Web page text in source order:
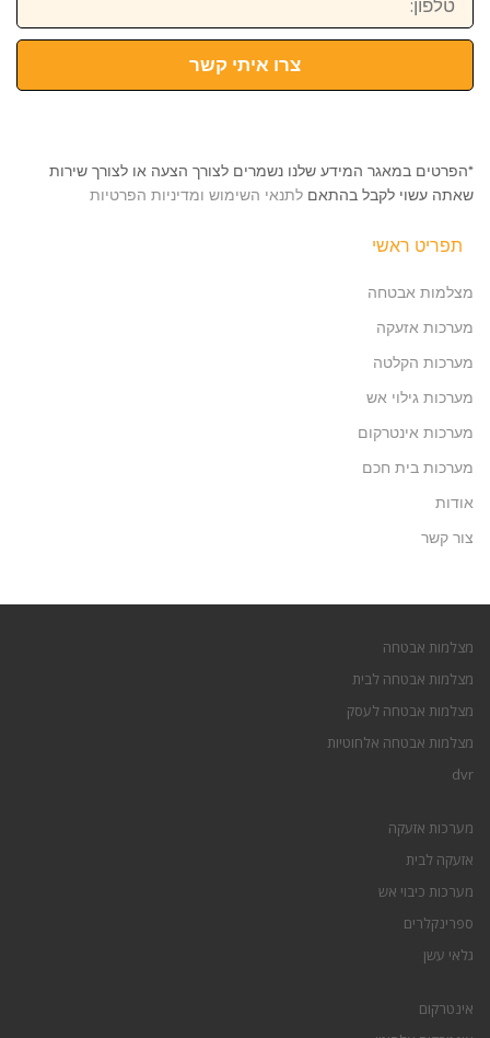
צרו איתי קשר
*הפרטים במאגר המידע שלנו נשמרים לצורך הצעה או לצורך שירות
שאתה עשוי לקבל בהתאם לתנאי השימוש ומדיניות הפרטיות
תפריט ראשי
מצלמות אבטחה
מערכות אזעקה
מערכות הקלטה
מערכות גילוי אש
מערכות אינטרקום
מערכות בית חכם
אודות
צור קשר
מצלמות אבטחה
מצלמות אבטחה לבית
מצלמות אבטחה לעסק
מצלמות אבטחה אלחוטיות
dvr
מערכות אזעקה
אזעקה לבית
מערכות כיבוי אש
ספרינקלרים
גלאי עשן
אינטרקום